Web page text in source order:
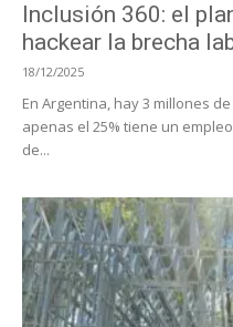
Inclusión 360: el
hackear la brecha
18/12/2025
En Argentina, hay 3 millones
apenas el 25% tiene un
de...